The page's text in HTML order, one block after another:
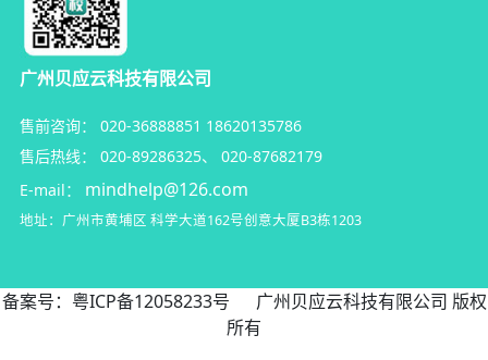
广州贝应云科技有限公司
售前咨询： 020-36888851 18620135786
售后热线：
020-89286325、 020-87682179
E-mail：
mindhelp@126.com
地址：广州市黄埔区 科学大道162号创意大厦B3栋1203
备案号： 粤ICP备12058233号 广州贝应云科技有限公司 版权
所有